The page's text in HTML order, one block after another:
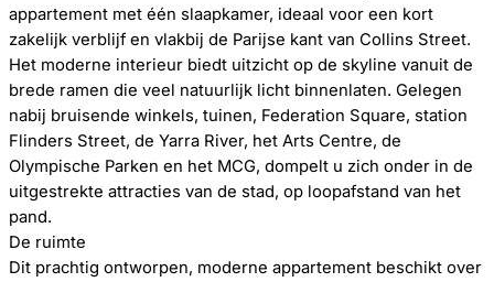
appartement met één slaapkamer, ideaal voor een kort
zakelijk verblijf en vlakbij de Parijse kant van Collins Street.
Het moderne interieur biedt uitzicht op de skyline vanuit de
brede ramen die veel natuurlijk licht binnenlaten. Gelegen
nabij bruisende winkels, tuinen, Federation Square, station
Flinders Street, de Yarra River, het Arts Centre, de
Olympische Parken en het MCG, dompelt u zich onder in de
uitgestrekte attracties van de stad, op loopafstand van het
pand.
De ruimte
Dit prachtig ontworpen, moderne appartement beschikt over